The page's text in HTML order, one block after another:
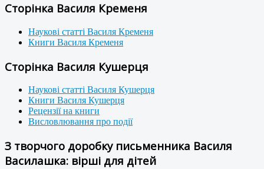
Сторінка Василя Кременя
Наукові статті Василя Кременя
Книги Василя Кременя
Сторінка Василя Кушерця
Наукові статті Василя Кушерця
Книги Василя Кушерця
Рецензії на книги
Висловлювання про події
З творчого доробку письменника Василя
Василашка: вірші для дітей